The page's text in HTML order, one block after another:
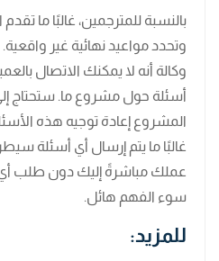
بالنسبة للمترجمين، غالبًا ما
وتحدد مواعيد نهائية غير
وكالة أنه لا يمكنك الاتصال
أسئلة حول مشروع ما. ستحتاج
المشروع إعادة توجيه هذه
غالبًا ما يتم إرسال أي أسئلة
عملك مباشرةً إليك دون طلب أي
سوء الفهم هائل.
للمزيد: